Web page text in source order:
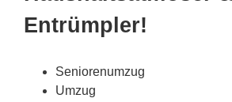
Entrümpler!
Seniorenumzug
Umzug